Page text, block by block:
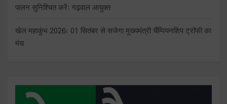
पालन सुनिश्चित करेंः गढ़वाल आयुक्त
खेल महाकुंभ 2026ः 01 सितंबर से सजेगा मुख्यमंत्री चैंम्पियनशिप ट्रॉफी का
मंच